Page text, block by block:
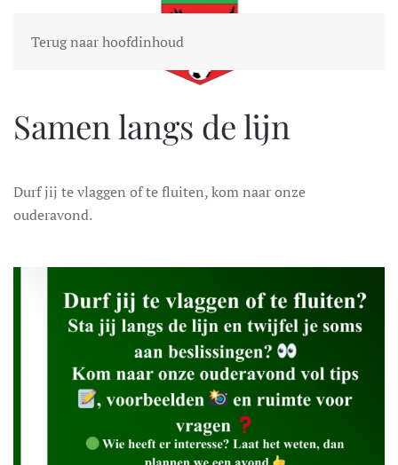
Terug naar hoofdinhoud
Samen langs de lijn
Durf jij te vlaggen of te fluiten, kom naar onze
ouderavond.